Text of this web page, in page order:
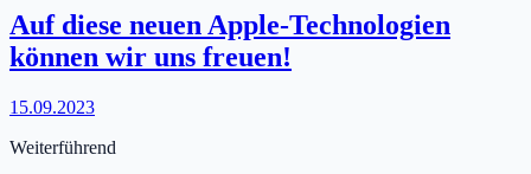
Auf diese neuen Apple-Technologien
können wir uns freuen!
15.09.2023
Weiterführend